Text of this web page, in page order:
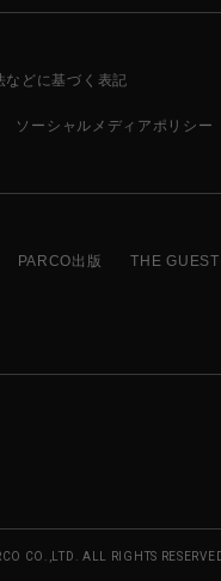
などに基づく表記
ソーシャルメディアポリシー
PARCO出版 THE
CO.,LTD. ALL RIGHTS